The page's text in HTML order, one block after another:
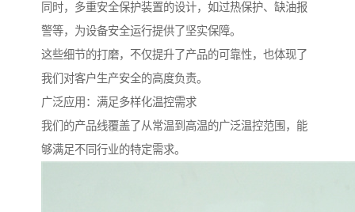
同时，多重安全保护装置的设计，如过热保护、缺油报
警等，为设备安全运行提供了坚实保障。
这些细节的打磨，不仅提升了产品的可靠性，也体现了
我们对客户生产安全的高度负责。
广泛应用：满足多样化温控需求
我们的产品线覆盖了从常温到高温的广泛温控范围，能
够满足不同行业的特定需求。